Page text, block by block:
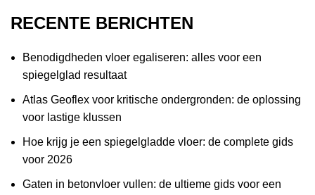
RECENTE BERICHTEN
Benodigdheden vloer egaliseren: alles voor een
spiegelglad resultaat
Atlas Geoflex voor kritische ondergronden: de oplossing
voor lastige klussen
Hoe krijg je een spiegelgladde vloer: de complete gids
voor 2026
Gaten in betonvloer vullen: de ultieme gids voor een